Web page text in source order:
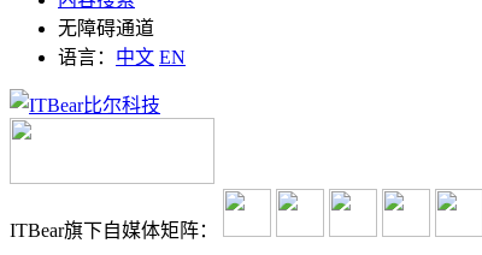
无障碍通道
语言： 中文 EN
ITBear旗下自媒体矩阵：